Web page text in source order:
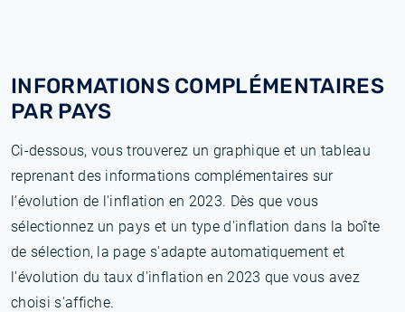
INFORMATIONS COMPLÉMENTAIRES
PAR PAYS
Ci-dessous, vous trouverez un graphique et un tableau
reprenant des informations complémentaires sur
l’évolution de l'inflation en 2023. Dès que vous
sélectionnez un pays et un type d'inflation dans la boîte
de sélection, la page s'adapte automatiquement et
l'évolution du taux d'inflation en 2023 que vous avez
choisi s'affiche.